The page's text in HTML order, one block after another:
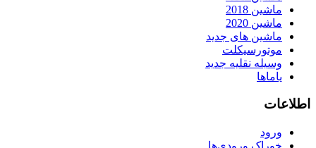
ماشین 2018
ماشین 2020
ماشین های جدید
موتورسیکلت
وسیله نقلیه جدید
یاماها
اطلاعات
ورود
خوراک ورودی‌ها